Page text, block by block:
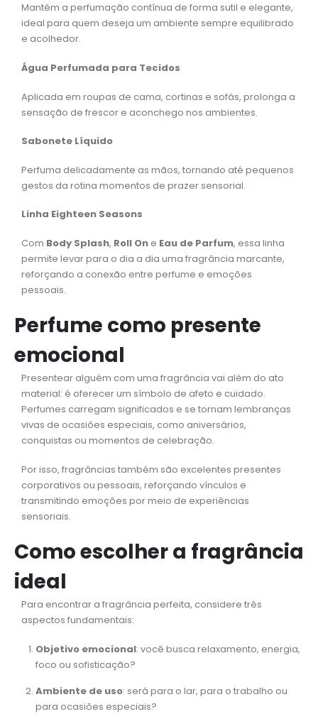
Mantém a perfumação contínua de forma sutil e elegante,
ideal para quem deseja um ambiente sempre equilibrado
e acolhedor.
Água Perfumada para Tecidos
Aplicada em roupas de cama, cortinas e sofás, prolonga a
sensação de frescor e aconchego nos ambientes.
Sabonete Líquido
Perfuma delicadamente as mãos, tornando até pequenos
gestos da rotina momentos de prazer sensorial.
Linha Eighteen Seasons
Com Body Splash, Roll On e Eau de Parfum, essa linha
permite levar para o dia a dia uma fragrância marcante,
reforçando a conexão entre perfume e emoções
pessoais.
Perfume como presente
emocional
Presentear alguém com uma fragrância vai além do ato
material: é oferecer um símbolo de afeto e cuidado.
Perfumes carregam significados e se tornam lembranças
vivas de ocasiões especiais, como aniversários,
conquistas ou momentos de celebração.
Por isso, fragrâncias também são excelentes presentes
corporativos ou pessoais, reforçando vínculos e
transmitindo emoções por meio de experiências
sensoriais.
Como escolher a fragrância
ideal
Para encontrar a fragrância perfeita, considere três
aspectos fundamentais:
Objetivo emocional: você busca relaxamento, energia,
foco ou sofisticação?
Ambiente de uso: será para o lar, para o trabalho ou
para ocasiões especiais?